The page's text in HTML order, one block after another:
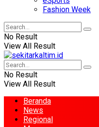
Fashion Week
No Result
View All Result
No Result
View All Result
Beranda
News
Regional